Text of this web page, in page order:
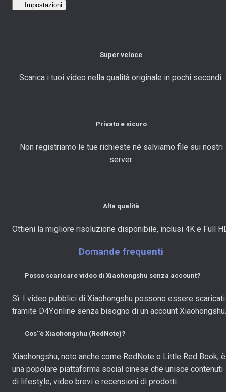
Impostazioni
Super veloce
Scarica i tuoi video nella qualità originale in pochi secondi.
Privato e sicuro
Non registriamo le tue richieste né salviamo file sui nostri
server.
Alta qualità
Ottieni la migliore risoluzione disponibile, inclusi 4K e Full
Domande frequenti
Posso scaricare video di Xiaohongshu senza account?
Sì. I video pubblici di Xiaohongshu possono essere scaricati
tramite D4Y.online senza bisogno di un account Xiaohongshu.
Cos''è Xiaohongshu (RedNote)?
Xiaohongshu, noto anche come RedNote o Little Red Book, è
una popolare piattaforma social cinese che unisce contenuti
di lifestyle, video brevi e recensioni di prodotti.